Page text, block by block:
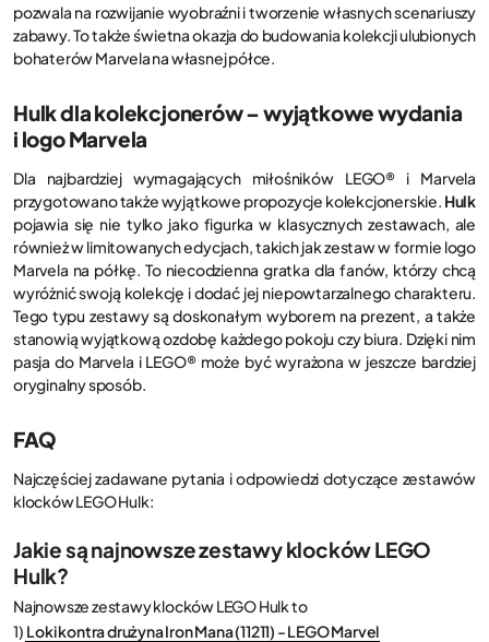
pozwala na rozwijanie wyobraźni i tworzenie własnych scenariuszy
zabawy. To także świetna okazja do budowania kolekcji ulubionych
bohaterów Marvela na własnej półce.
Hulk dla kolekcjonerów – wyjątkowe wydania
i logo Marvela
Dla najbardziej wymagających miłośników LEGO® i Marvela
przygotowano także wyjątkowe propozycje kolekcjonerskie. Hulk
pojawia się nie tylko jako figurka w klasycznych zestawach, ale
również w limitowanych edycjach, takich jak zestaw w formie logo
Marvela na półkę. To niecodzienna gratka dla fanów, którzy chcą
wyróżnić swoją kolekcję i dodać jej niepowtarzalnego charakteru.
Tego typu zestawy są doskonałym wyborem na prezent, a także
stanowią wyjątkową ozdobę każdego pokoju czy biura. Dzięki nim
pasja do Marvela i LEGO® może być wyrażona w jeszcze bardziej
oryginalny sposób.
FAQ
Najczęściej zadawane pytania i odpowiedzi dotyczące zestawów
klocków LEGO Hulk:
Jakie są najnowsze zestawy klocków LEGO
Hulk?
Najnowsze zestawy klocków LEGO Hulk to
1) Loki kontra drużyna Iron Mana (11211) - LEGO Marvel